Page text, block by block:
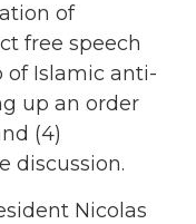
of
free speech
of Islamic anti-
up an order
(4)
discussion.
Nicolas